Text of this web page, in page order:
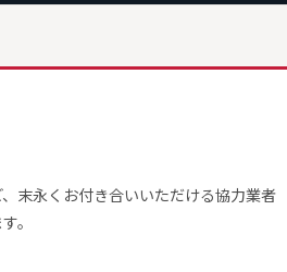
末永くお付き合いいただける協力業者
。